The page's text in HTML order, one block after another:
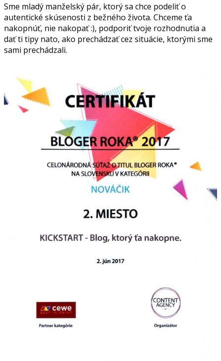
Sme mladý manželský pár, ktorý sa chce podeliť o
autentické skúsenosti z bežného života. Chceme ťa
nakopnúť, nie nakopať :), podporiť tvoje rozhodnutia a
dať ti tipy nato, ako prechádzať cez situácie, ktorými sme
sami prechádzali.